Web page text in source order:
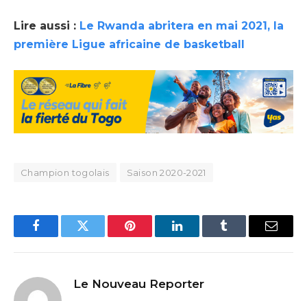
Lire aussi : Le Rwanda abritera en mai 2021, la
première Ligue africaine de basketball
Champion togolais Saison 2020-2021
FacebookTwitter Pinterest LinkedInTumblr Email
Le Nouveau Reporter